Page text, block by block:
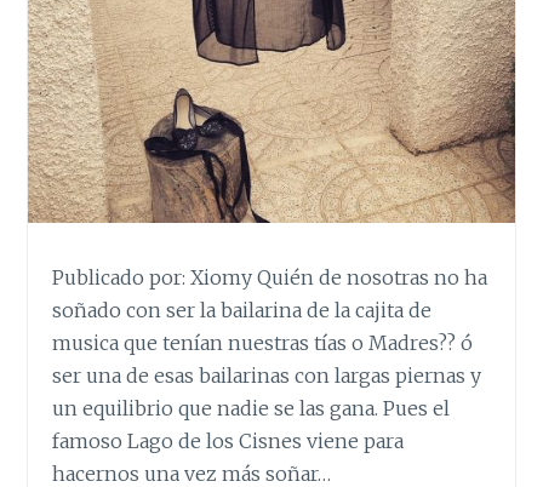
Publicado por: Xiomy Quién de nosotras no ha
soñado con ser la bailarina de la cajita de
musica que tenían nuestras tías o Madres?? ó
ser una de esas bailarinas con largas piernas y
un equilibrio que nadie se las gana. Pues el
famoso Lago de los Cisnes viene para
hacernos una vez más soñar…